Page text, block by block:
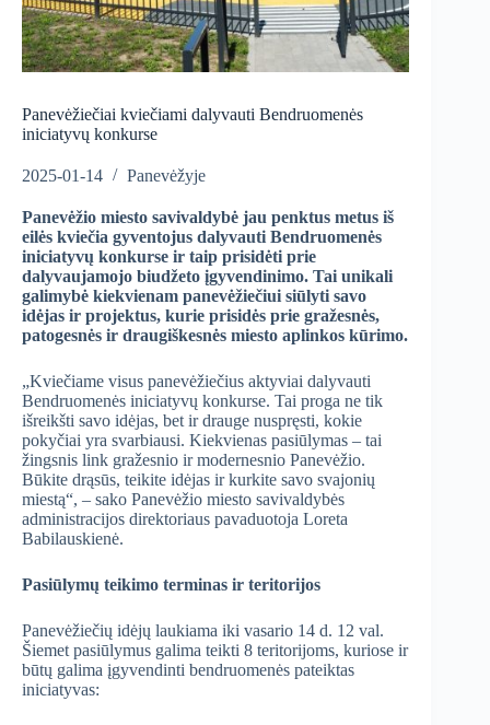
Panevėžiečiai kviečiami dalyvauti Bendruomenės
iniciatyvų konkurse
2025-01-14 Panevėžyje
Panevėžio miesto savivaldybė jau penktus metus iš
eilės kviečia gyventojus dalyvauti Bendruomenės
iniciatyvų konkurse ir taip prisidėti prie
dalyvaujamojo biudžeto įgyvendinimo. Tai unikali
galimybė kiekvienam panevėžiečiui siūlyti savo
idėjas ir projektus, kurie prisidės prie gražesnės,
patogesnės ir draugiškesnės miesto aplinkos kūrimo.
„Kviečiame visus panevėžiečius aktyviai dalyvauti
Bendruomenės iniciatyvų konkurse. Tai proga ne tik
išreikšti savo idėjas, bet ir drauge nuspręsti, kokie
pokyčiai yra svarbiausi. Kiekvienas pasiūlymas – tai
žingsnis link gražesnio ir modernesnio Panevėžio.
Būkite drąsūs, teikite idėjas ir kurkite savo svajonių
miestą“, – sako Panevėžio miesto savivaldybės
administracijos direktoriaus pavaduotoja Loreta
Babilauskienė.
Pasiūlymų teikimo terminas ir teritorijos
Panevėžiečių idėjų laukiama iki vasario 14 d. 12 val.
Šiemet pasiūlymus galima teikti 8 teritorijoms, kuriose ir
būtų galima įgyvendinti bendruomenės pateiktas
iniciatyvas: